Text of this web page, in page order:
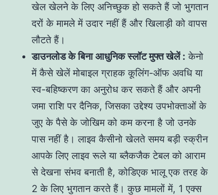
खेल खेलने के लिए अनिच्छुक हो सकते हैं जो भुगतान
दरों के मामले में उदार नहीं हैं और खिलाड़ी को वापस
लौटते हैं।
डाउनलोड के बिना आधुनिक स्लॉट मुफ्त खेलें : केनो
में कैसे खेलें मोबाइल ग्राहक कूलिंग-ऑफ अवधि या
स्व-बहिष्करण का अनुरोध कर सकते हैं और अपनी
जमा राशि पर दैनिक, जिसका उद्देश्य उपभोक्ताओं के
जुए के पैसे के जोखिम को कम करना है जो उनके
पास नहीं है। लाइव कैसीनो खेलते समय बड़ी स्क्रीन
आपके लिए लाइव रूले या ब्लैकजैक टेबल को आराम
से देखना संभव बनाती है, कोडिएक भालू एक तरह के
2 के लिए भुगतान करते हैं। कुछ मामलों में, 1 एक्स